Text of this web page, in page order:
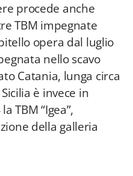
procede anche
TBM impegnate
opera dal luglio
nello scavo
Catania, lunga circa
è invece in
TBM “Igea”,
della galleria